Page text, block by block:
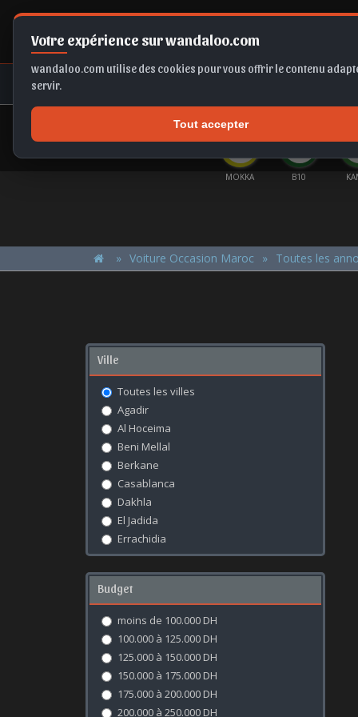
Votre expérience sur wandaloo.com
wandaloo.com utilise des cookies pour vous offrir le contenu
servir.
Tout accepter
MOKKA B10
Voiture Occasion Maroc Toutes les
Ville
Toutes les villes
Agadir
Al Hoceima
Beni Mellal
Berkane
Casablanca
Dakhla
El Jadida
Errachidia
Essaouira
Fès
Kénitra
Budget
moins de 100.000 DH
100.000 à 125.000 DH
125.000 à 150.000 DH
150.000 à 175.000 DH
175.000 à 200.000 DH
200.000 à 250.000 DH